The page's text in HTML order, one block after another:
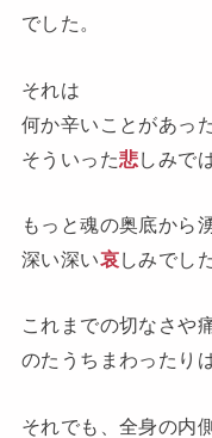
でした。
それは
何か辛いことがあっ
そういった悲しみで
もっと魂の奥底から
深い深い哀しみでした
これまでの切なさや
のたうちまわったり
それでも、全身の内